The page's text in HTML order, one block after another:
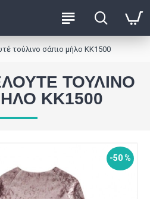
τούλινο σάπιο μήλο ΚΚ1500
ΤΟΎΛΙΝΟ
ΚΚ1500
-50 %